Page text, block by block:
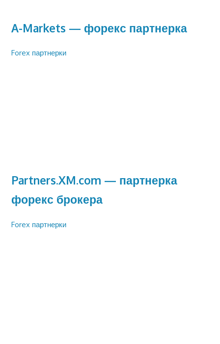
A-Markets — форекс партнерка
Forex партнерки
Partners.XM.com — партнерка
форекс брокера
Forex партнерки